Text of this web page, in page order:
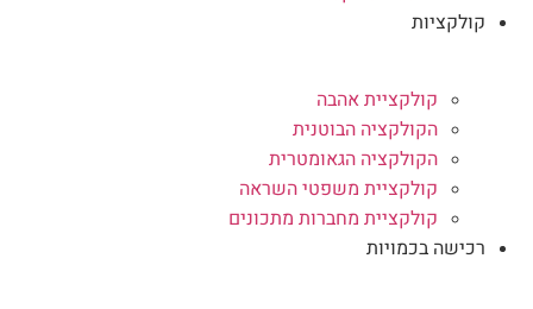
קולקציות
קולקציית אהבה
הקולקציה הבוטנית
הקולקציה הגאומטרית
קולקציית משפטי השראה
קולקציית מחברות מתכונים
רכישה בכמויות